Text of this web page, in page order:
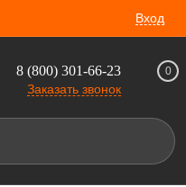
Вход
8 (800) 301-66-23
Заказать звонок
0